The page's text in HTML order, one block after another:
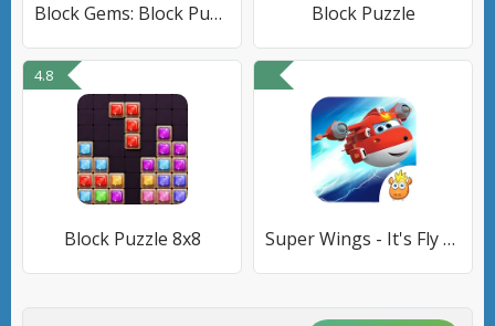
Block Gems: Block Puzzle Games Block Puzzle
4.8
Block Puzzle 8x8 Super Wings - It's Fly Time